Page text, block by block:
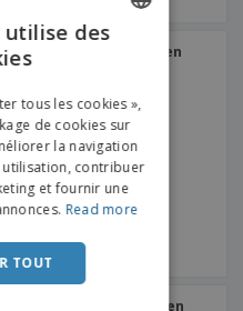
de coloriage crayon en
Ensemble d'art de boîte en
DUTCH
PORTUGUESE
SPANISH
ITALIAN
utilise des
tous les cookies »,
de cookies sur
la navigation
utilisation, contribuer
et fournir une
Read more
TOUT